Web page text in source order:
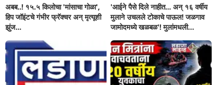
अबब..! १५.५ किलोचा 'मांसाचा गोळा',
हिप जॉइंटचे गंभीर फ्रॅक्चर अन् मृत्यूशी
झुंज...
'आईने पैसे दिले नाहीत... अन् १६ वर्षीय
मुलाने उचलले टोकाचे पाऊल! जळगाव
जामोदमध्ये खळबळ'! मुलांमधली